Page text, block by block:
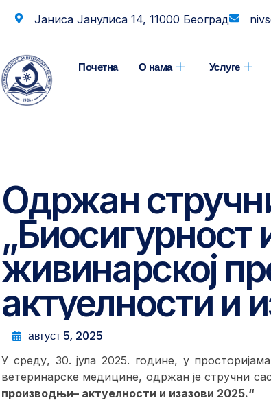
Јаниса Јанулиса 14, 11000 Београд
Почетна О нама Услуге
Одржан
„Биосигурност
живинарској
актуелности и
август 5, 2025
У среду, 30. јула 2025. године, у
ветеринарске медицине, одржан је стручни
производњи– актуелности и изазови 2025.“